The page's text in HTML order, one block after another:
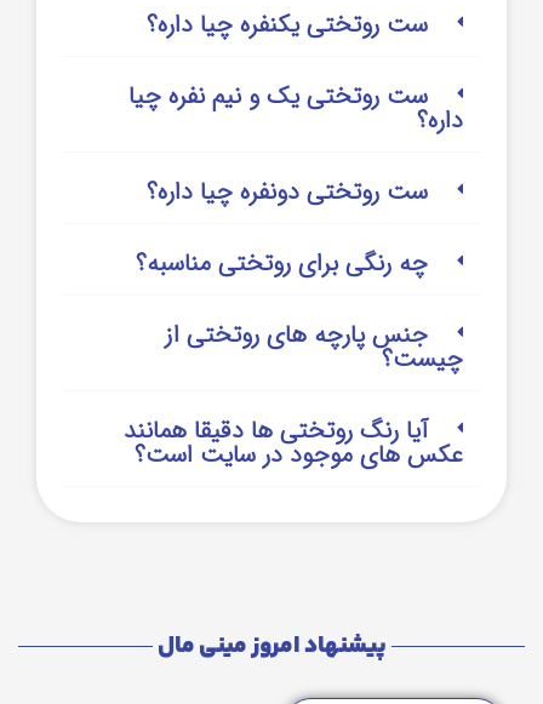
ست روتختی یکنفره چیا داره؟
ست روتختی یک و نیم نفره چیا
داره؟
ست روتختی دونفره چیا داره؟
چه رنگی برای روتختی مناسبه؟
جنس پارچه های روتختی از
چیست؟
آیا رنگ روتختی ها دقیقا همانند
عکس های موجود در سایت است؟
پیشنهاد امروز مینی مال